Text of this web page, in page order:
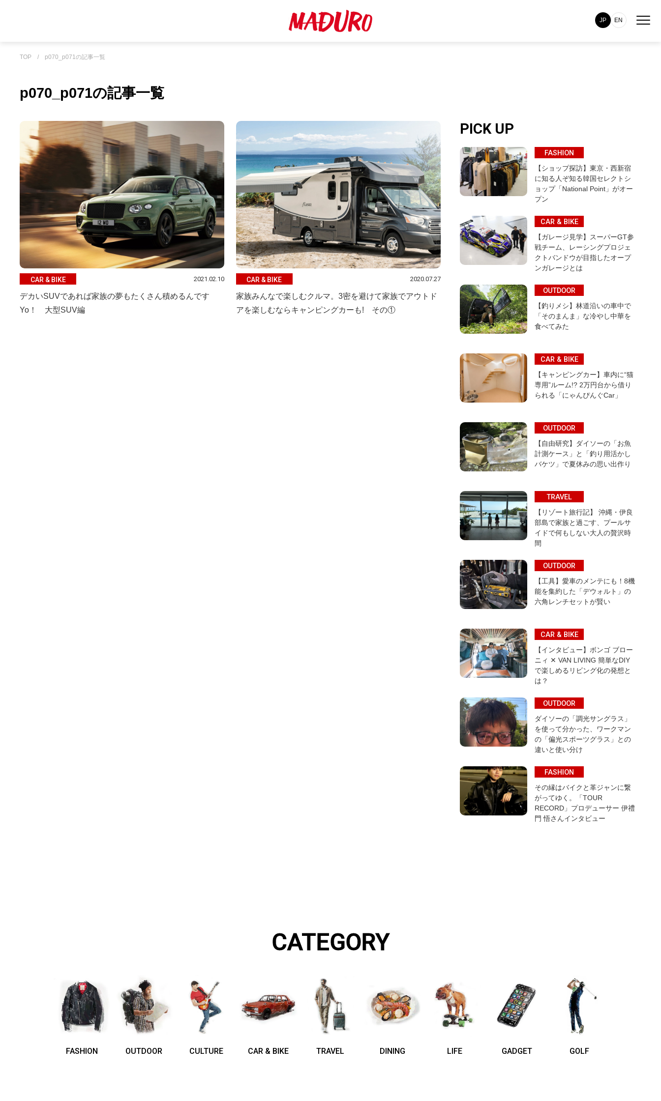
JP EN
TOP / p070_p071の記事一覧
p070_p071の記事一覧
CAR & BIKE 2021.02.10
デカいSUVであれば家族の夢もたくさん積めるんです
Yo！ 大型SUV編
CAR & BIKE 2020.07.27
家族みんなで楽しむクルマ。3密を避けて家族でアウトド
アを楽しむならキャンピングカーも! その①
PICK UP
FASHION
【ショップ探訪】東京・西新宿
に知る人ぞ知る韓国セレクトシ
ョップ「National Point」がオー
プン
CAR & BIKE
【ガレージ見学】スーパーGT参
戦チーム、レーシングプロジェ
クトバンドウが目指したオープ
ンガレージとは
OUTDOOR
【釣りメシ】林道沿いの車中で
「そのまんま」な冷やし中華を
食べてみた
CAR & BIKE
【キャンピングカー】車内に“猫
専用”ルーム!? 2万円台から借り
られる「にゃんぴんぐCar」
OUTDOOR
【自由研究】ダイソーの「お魚
計測ケース」と「釣り用活かし
バケツ」で夏休みの思い出作り
TRAVEL
【リゾート旅行記】 沖縄・伊良
部島で家族と過ごす、プールサ
イドで何もしない大人の贅沢時
間
OUTDOOR
【工具】愛車のメンテにも！8機
能を集約した「デウォルト」の
六角レンチセットが賢い
CAR & BIKE
【インタビュー】ボンゴ ブロー
ニィ ✕ VAN LIVING 簡単なDIY
で楽しめるリビング化の発想と
は？
OUTDOOR
ダイソーの「調光サングラス」
を使って分かった、ワークマン
の「偏光スポーツグラス」との
違いと使い分け
FASHION
その縁はバイクと革ジャンに繋
がってゆく。「TOUR
RECORD」プロデューサー 伊禮
門 悟さんインタビュー
CATEGORY
FASHION OUTDOOR CULTURE CAR & BIKE TRAVEL DINING LIFE GADGET GOLF